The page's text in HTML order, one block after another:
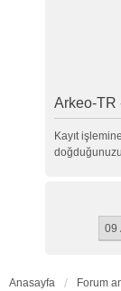
Arkeo-TR
Kayıt
Anasayfa Forum